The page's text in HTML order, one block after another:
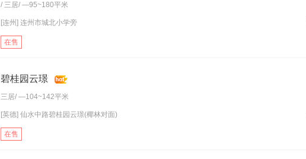
/ 三居/ —95~180平米
[连州] 连州市城北小学旁
在售
碧桂园云璟
三居/ —104~142平米
[英德] 仙水中路碧桂园云璟(椰林对面)
在售